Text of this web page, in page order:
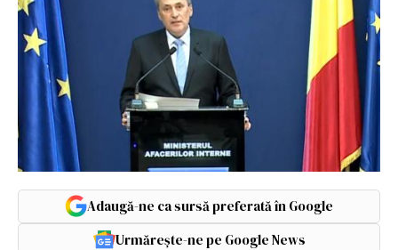
Adaugă-ne ca sursă preferată în Google
Urmărește-ne pe Google News